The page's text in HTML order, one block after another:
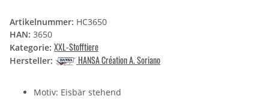
Artikelnummer: HC3650
HAN: 3650
Kategorie: XXL-Stofftiere
Hersteller: HANSA Création A. Soriano
Motiv: Eisbär stehend